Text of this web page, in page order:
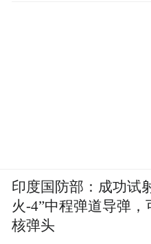
印度国防部：成功试
火-4”中程弹道导弹，
核弹头